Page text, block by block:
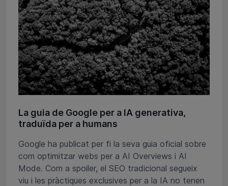
La guia de Google per a IA generativa,
traduïda per a humans
Google ha publicat per fi la seva guia oficial sobre
com optimitzar webs per a AI Overviews i AI
Mode. Com a spoiler, el SEO tradicional segueix
viu i les pràctiques exclusives per a la IA no tenen